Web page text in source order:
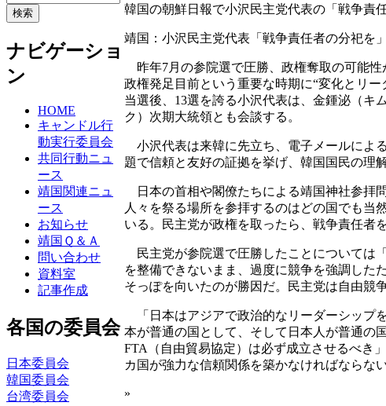
ナビゲーショ
ン
HOME
キャンドル行
動実行委員会
共同行動ニュ
ース
靖国関連ニュ
ース
お知らせ
靖国Ｑ＆Ａ
問い合わせ
資料室
記事作成
各国の委員会
日本委員会
韓国委員会
台湾委員会
韓国の朝鮮日報で小沢民主党代表の「戦争責
靖国：小沢民主党代表「戦争責任者の分祀を
昨年7月の参院選で圧勝、政権奪取の可能性
政権発足目前という重要な時期に“変化とリ
当選後、13選を誇る小沢代表は、金鍾泌（キ
ク）次期大統領とも会談する。
小沢代表は来韓に先立ち、電子メールによ
題で信頼と友好の証拠を挙げ、韓国国民の理
日本の首相や閣僚たちによる靖国神社参拝
人々を祭る場所を参拝するのはどの国でも当
いる。民主党が政権を取ったら、戦争責任者
民主党が参院選で圧勝したことについては
を整備できないまま、過度に競争を強調した
そっぽを向いたのが勝因だ。民主党は自由競
「日本はアジアで政治的なリーダーシップ
本が普通の国として、そして日本人が普通の
FTA（自由貿易協定）は必ず成立させるべき
カ国が強力な信頼関係を築かなければならな
»